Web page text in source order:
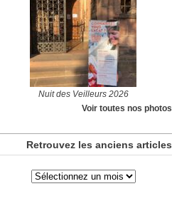
Nuit des Veilleurs 2026
Voir toutes nos photos
Retrouvez les anciens articles